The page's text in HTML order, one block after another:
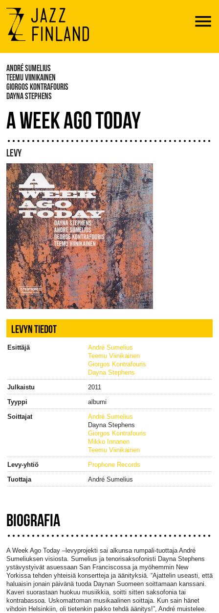
Menu
ANDRÉ SUMELIUS
TEEMU VIINIKAINEN
GIORGOS KONTRAFOURIS
DAYNA STEPHENS
A WEEK AGO TODAY
LEVY
LEVYN TIEDOT
Esittäjä
André Sumelius
Teemu Viinikainen
Giorgos Kontrafouris
Dayna Stephens
Julkaistu
2011
Tyyppi
albumi
Soittajat
André Sumelius
Dayna Stephens
Giorgos Kontrafouris
Mikko Innanen
Teemu Viinikainen
Levy-yhtiö
Prophone Records
Tuottaja
André Sumelius
BIOGRAFIA
A Week Ago Today –levyprojekti sai alkunsa rumpali-tuottaja André
Sumeliuksen visiosta. Sumelius ja tenorisaksofonisti Dayna Stephens
ystävystyivät asuessaan San Franciscossa ja myöhemmin New
Yorkissa tehden yhteisiä konsertteja ja äänityksiä. “Ajattelin useasti, että
haluaisin jonain päivänä tuoda Daynan Suomeen soittamaan kanssani.
Kaveri suorastaan huokuu musiikkia, soitti sitten saksofonia tai
kontrabassoa. Uskomattoman musikaalinen soittaja. Kun sain hänet
vihdoin Helsinkiin, oli tietenkin pakko tehdä äänitys!”, André muistelee.